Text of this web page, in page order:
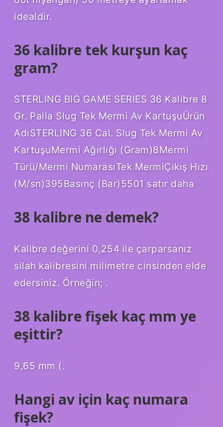
idealdir.
36 kalibre tek kurşun kaç
gram?
STERLING BIG GAME SERIES 36 Kalibre 8
Gr. Palla Slug Tek Mermi Av KartuşuÜrün
AdıSTERLING 36 Cal. Slug Tek Mermi Av
KartuşuMermi Ağırlığı (Gram)8Mermi
Türü/Mermi NumarasıTek MermiÇıkış Hızı
(M/sn)395Basınç (Bar)5501 satır daha
38 kalibre ne demek?
Kalibre değerini 0,254 ile çarparsanız
silah kalibresini milimetre cinsinden elde
edersiniz. Örneğin; .
38 kalibre fişek kaç mm ye
eşittir?
9,65 mm (.
Hangi av için kaç numara
fişek?